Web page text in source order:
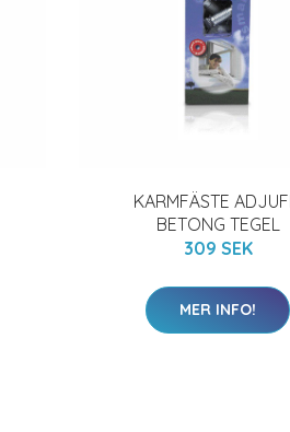
KARMFÄSTE
BETONG TEGEL
309 SEK
MER INFO!